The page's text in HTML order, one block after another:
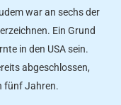
war an sechs der
Ein Grund
in den USA sein.
abgeschlossen,
fünf Jahren.